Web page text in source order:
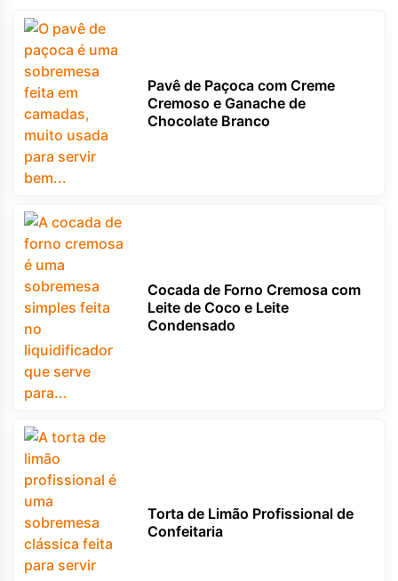
Pavê de Paçoca com Creme
Cremoso e Ganache de
Chocolate Branco
Cocada de Forno Cremosa com
Leite de Coco e Leite
Condensado
Torta de Limão Profissional de
Confeitaria